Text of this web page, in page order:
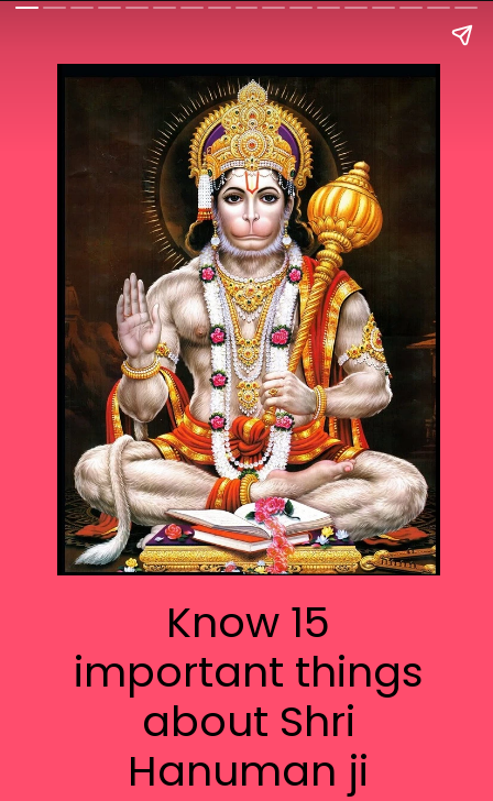
Know 15
important things
about Shri
Hanuman ji